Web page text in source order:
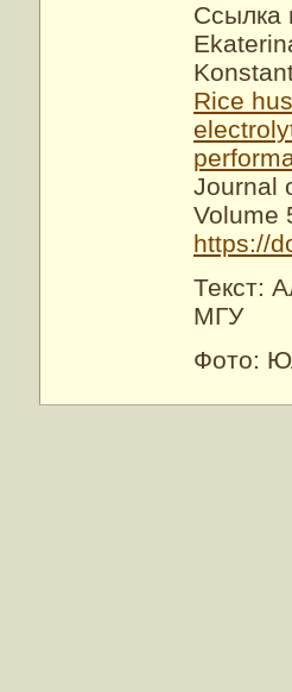
Ссылка
Rice
Journal
Volume
https://
Текст:
МГУ
Фото: